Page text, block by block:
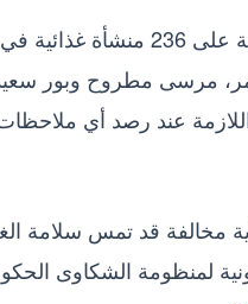
وفي إطار الاستجابة الفورية لهذه الشكاوى، نفذ مفتشو إدارة الشكاوى حملات رقابية على 236 منشأة غذائية في
مرسى مطروح وبور
اللازمة عند رصد أي
مخالفة قد تمس سلامة
لمنظومة الشكاوى